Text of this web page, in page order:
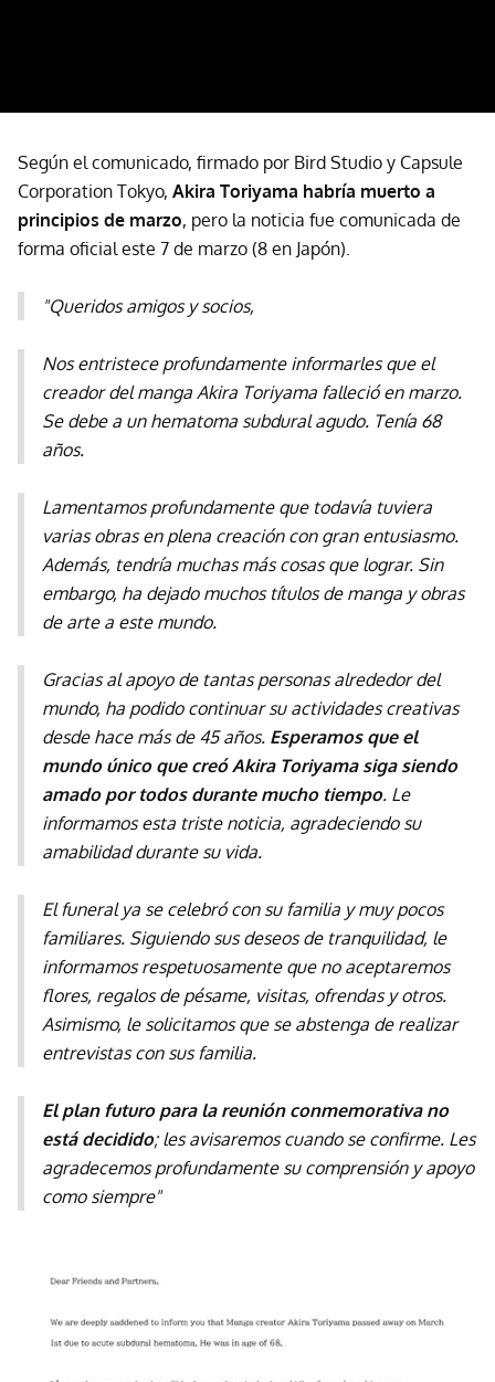
Según el comunicado, firmado por Bird Studio y Capsule
Corporation Tokyo, Akira Toriyama habría muerto a
principios de marzo, pero la noticia fue comunicada de
forma oficial este 7 de marzo (8 en Japón).
"Queridos amigos y socios,
Nos entristece profundamente informarles que el
creador del manga Akira Toriyama falleció en marzo.
Se debe a un hematoma subdural agudo. Tenía 68
años.
Lamentamos profundamente que todavía tuviera
varias obras en plena creación con gran entusiasmo.
Además, tendría muchas más cosas que lograr. Sin
embargo, ha dejado muchos títulos de manga y obras
de arte a este mundo.
Gracias al apoyo de tantas personas alrededor del
mundo, ha podido continuar su actividades creativas
desde hace más de 45 años. Esperamos que el
mundo único que creó Akira Toriyama siga siendo
amado por todos durante mucho tiempo. Le
informamos esta triste noticia, agradeciendo su
amabilidad durante su vida.
El funeral ya se celebró con su familia y muy pocos
familiares. Siguiendo sus deseos de tranquilidad, le
informamos respetuosamente que no aceptaremos
flores, regalos de pésame, visitas, ofrendas y otros.
Asimismo, le solicitamos que se abstenga de realizar
entrevistas con sus familia.
El plan futuro para la reunión conmemorativa no
está decidido; les avisaremos cuando se confirme. Les
agradecemos profundamente su comprensión y apoyo
como siempre"